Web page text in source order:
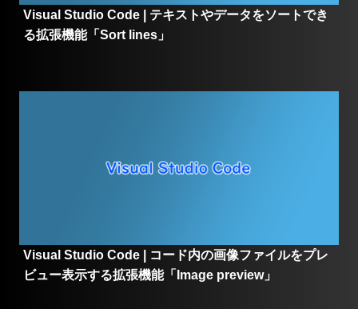
Visual Studio Code | テキストやデータをソートでき
る拡張機能「Sort lines」
Visual Studio Code | コード内の画像ファイルをプレ
ビュー表示する拡張機能「Image preview」